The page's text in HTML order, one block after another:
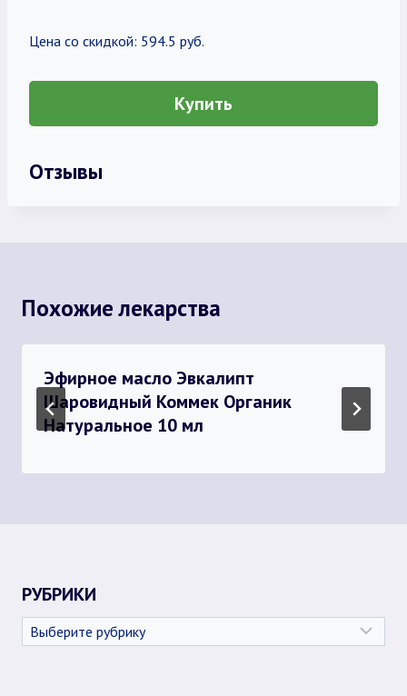
Цена со скидкой: 594.5 руб.
Купить
Отзывы
Похожие лекарства
Эфирное масло Эвкалипт
Шаровидный Коммек Органик
Натуральное 10 мл
РУБРИКИ
Рубрики